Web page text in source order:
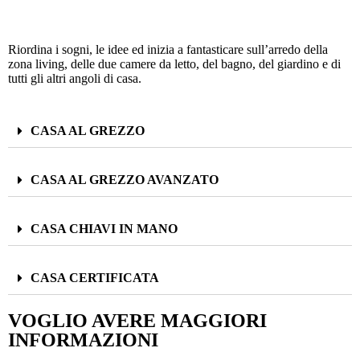
Riordina i sogni, le idee ed inizia a fantasticare sull’arredo della
zona living, delle due camere da letto, del bagno, del giardino e di
tutti gli altri angoli di casa.
CASA AL GREZZO
CASA AL GREZZO AVANZATO
CASA CHIAVI IN MANO
CASA CERTIFICATA
VOGLIO AVERE MAGGIORI
INFORMAZIONI